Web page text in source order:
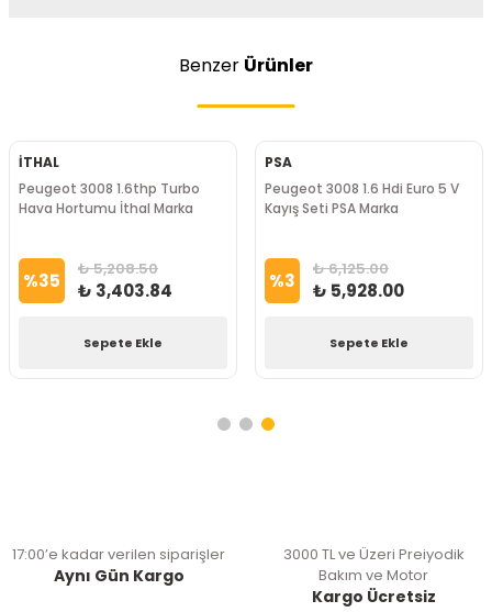
Benzer Ürünler
İTHAL
Peugeot 3008 1.6thp Turbo
Hava Hortumu İthal Marka
%35 ₺ 5,208.50
₺ 3,403.84
Sepete Ekle
PSA
Peugeot 3008 1.6 Hdi Euro 5 V
Kayış Seti PSA Marka
%3 ₺ 6,125.00
₺ 5,928.00
Sepete Ekle
17:00’e kadar verilen siparişler
Aynı Gün Kargo
3000 TL ve Üzeri Preiyodik
Bakım ve Motor
Kargo Ücretsiz